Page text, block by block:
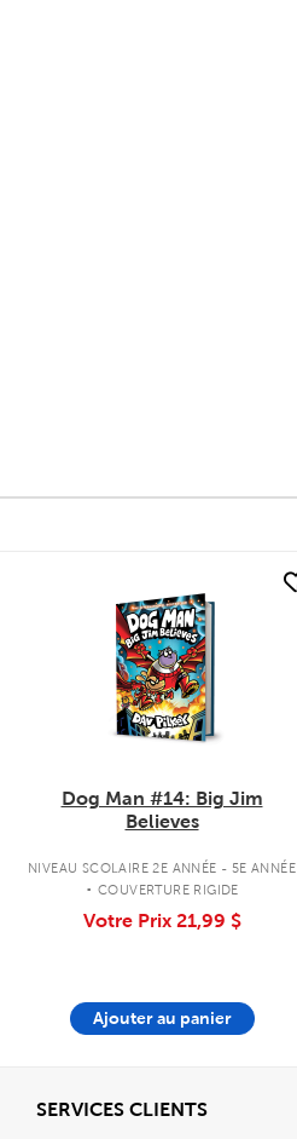
Dog Man #14: Big Jim
Believes
NIVEAU SCOLAIRE 2E ANNÉE - 5E ANNÉE
. COUVERTURE RIGIDE
Votre Prix 21,99 $
Ajouter au panier
SERVICES CLIENTSAfficher